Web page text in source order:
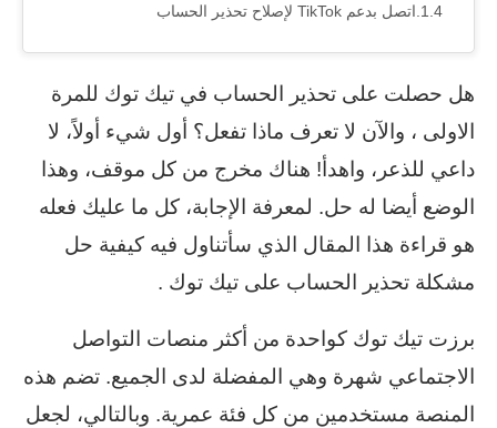
اتصل بدعم TikTok لإصلاح تحذير الحساب
هل حصلت على تحذير الحساب في تيك توك للمرة
الاولى ، والآن لا تعرف ماذا تفعل؟ أول شيء أولاً، لا
داعي للذعر، واهدأ! هناك مخرج من كل موقف، وهذا
الوضع أيضا له حل. لمعرفة الإجابة، كل ما عليك فعله
هو قراءة هذا المقال الذي سأتناول فيه كيفية حل
مشكلة تحذير الحساب على تيك توك .
برزت تيك توك كواحدة من أكثر منصات التواصل
الاجتماعي شهرة وهي المفضلة لدى الجميع. تضم هذه
المنصة مستخدمين من كل فئة عمرية. وبالتالي، لجعل